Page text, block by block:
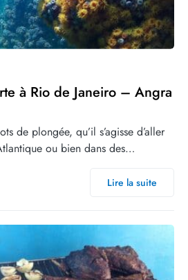
à Rio de Janeiro – Angra
de plongée, qu’il s’agisse d’aller
ou bien dans des…
Lire la suite